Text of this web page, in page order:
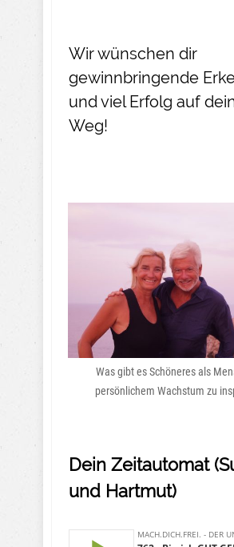
Wir wünschen dir
gewinnbringende
und viel Erfolg auf
Weg!
Was gibt es Schöneres als
persönlichem Wachstum zu
Dein Zeitautomat
und Hartmut)